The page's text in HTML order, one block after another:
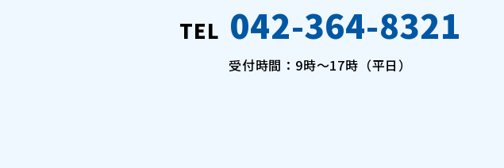
TEL 042-364-8321
受付時間：9時〜17時（平日）